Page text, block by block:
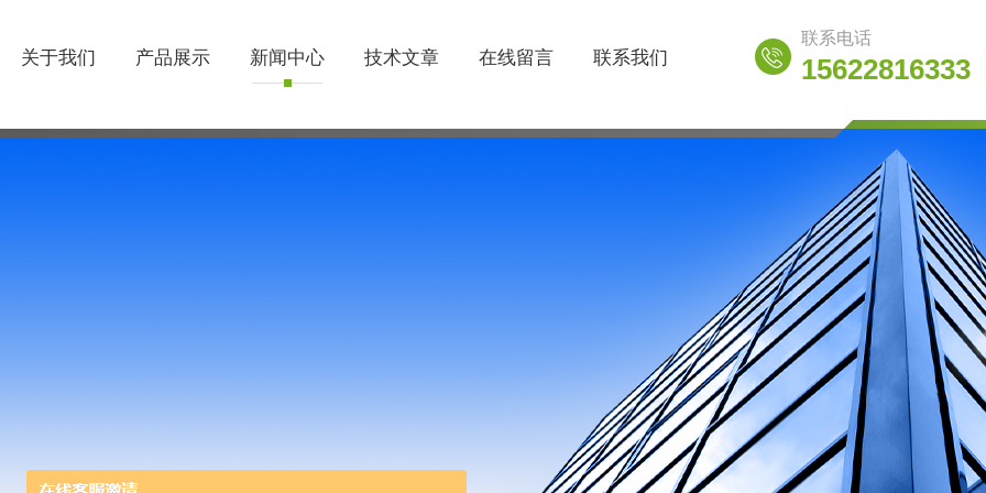
关于我们 产品展示 新闻中心 技术文章 在线留言 联系我们
联系电话
15622816333